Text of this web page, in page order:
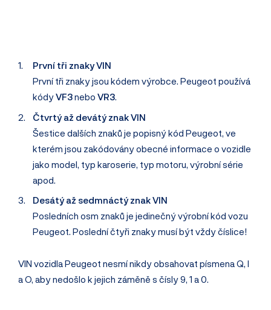
První tři znaky VIN
První tři znaky jsou kódem výrobce. Peugeot používá
kódyVF3nebo VR3.
Čtvrtý až devátý znak VIN
Šestice dalších znaků je popisný kód Peugeot, ve
kterém jsou zakódovány obecné informace o vozidle
jako model, typ karoserie, typ motoru, výrobní série
apod.
Desátý až sedmnáctý znak VIN
Posledních osm znaků je jedinečný výrobní kód vozu
Peugeot. Poslední čtyři znaky musí být vždy číslice!
VIN vozidla Peugeot nesmí nikdy obsahovat písmena Q, I
a O, aby nedošlo k jejich záměně s čísly 9, 1 a 0.